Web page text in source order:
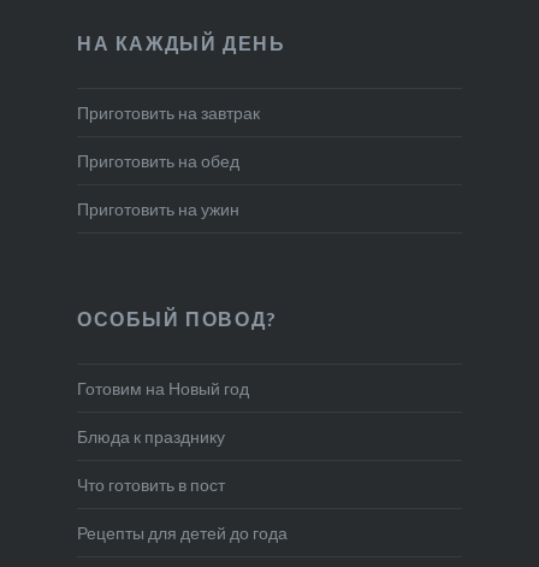
НА КАЖДЫЙ ДЕНЬ
Приготовить на завтрак
Приготовить на обед
Приготовить на ужин
ОСОБЫЙ ПОВОД?
Готовим на Новый год
Блюда к празднику
Что готовить в пост
Рецепты для детей до года